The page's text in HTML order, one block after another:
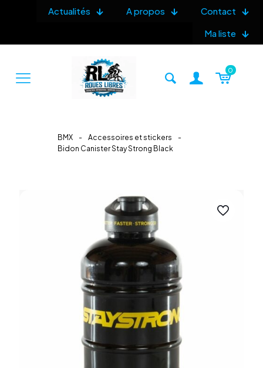
Actualités A propos
Contact
Ma liste
0
BMX - Accessoires et stickers
-
Bidon Canister Stay Strong Black